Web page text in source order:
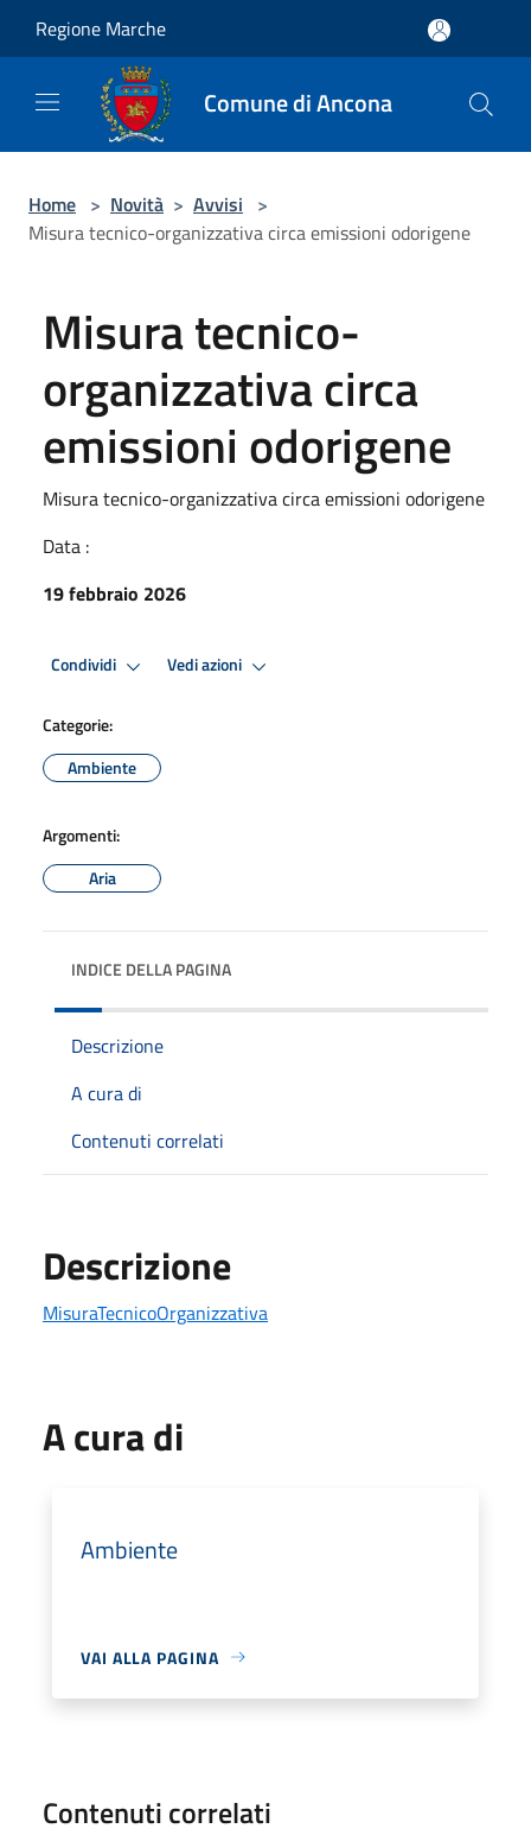
Regione Marche
Comune di Ancona
Home > Novità > Avvisi >
Misura tecnico-organizzativa circa emissioni odorigene
Misura tecnico-
organizzativa circa
emissioni odorigene
Misura tecnico-organizzativa circa emissioni odorigene
Data :
19 febbraio 2026
Condividi Vedi azioni
Categorie:
Ambiente
Argomenti:
Aria
INDICE DELLA PAGINA
Descrizione
A cura di
Contenuti correlati
Descrizione
MisuraTecnicoOrganizzativa
A cura di
Ambiente
VAI ALLA PAGINA
Contenuti correlati